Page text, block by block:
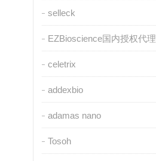
selleck
EZBioscience国内授权代理
celetrix
addexbio
adamas nano
Tosoh